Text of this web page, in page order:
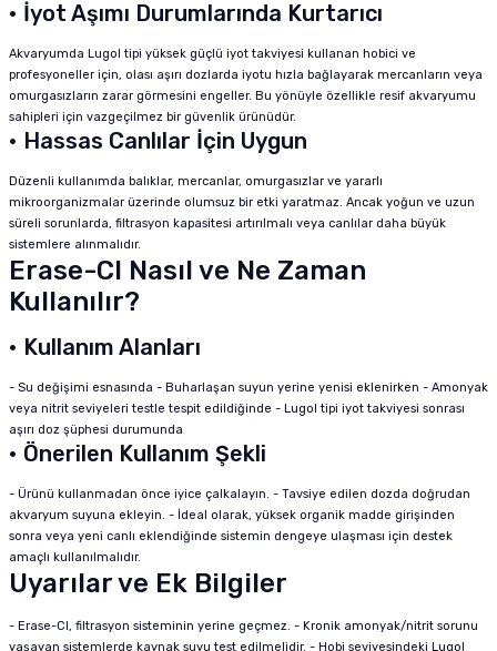
• İyot Aşımı Durumlarında Kurtarıcı
Akvaryumda Lugol tipi yüksek güçlü iyot takviyesi kullanan hobici ve
profesyoneller için, olası aşırı dozlarda iyotu hızla bağlayarak mercanların veya
omurgasızların zarar görmesini engeller. Bu yönüyle özellikle resif akvaryumu
sahipleri için vazgeçilmez bir güvenlik ürünüdür.
• Hassas Canlılar İçin Uygun
Düzenli kullanımda balıklar, mercanlar, omurgasızlar ve yararlı
mikroorganizmalar üzerinde olumsuz bir etki yaratmaz. Ancak yoğun ve uzun
süreli sorunlarda, filtrasyon kapasitesi artırılmalı veya canlılar daha büyük
sistemlere alınmalıdır.
Erase-Cl Nasıl ve Ne Zaman
Kullanılır?
• Kullanım Alanları
- Su değişimi esnasında - Buharlaşan suyun yerine yenisi eklenirken - Amonyak
veya nitrit seviyeleri testle tespit edildiğinde - Lugol tipi iyot takviyesi sonrası
aşırı doz şüphesi durumunda
• Önerilen Kullanım Şekli
- Ürünü kullanmadan önce iyice çalkalayın. - Tavsiye edilen dozda doğrudan
akvaryum suyuna ekleyin. - İdeal olarak, yüksek organik madde girişinden
sonra veya yeni canlı eklendiğinde sistemin dengeye ulaşması için destek
amaçlı kullanılmalıdır.
Uyarılar ve Ek Bilgiler
- Erase-Cl, filtrasyon sisteminin yerine geçmez. - Kronik amonyak/nitrit sorunu
yaşayan sistemlerde kaynak suyu test edilmelidir. - Hobi seviyesindeki Lugol